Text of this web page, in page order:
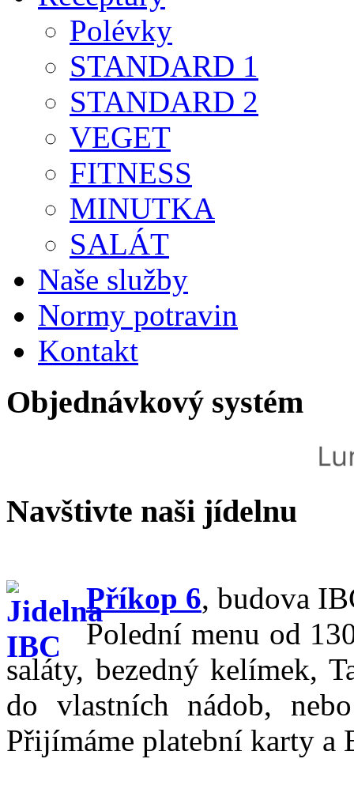
Polévky
STANDARD 1
STANDARD 2
VEGET
FITNESS
MINUTKA
SALÁT
Naše služby
Normy potravin
Kontakt
Objednávkový systém
Navštivte naši jídelnu
Příkop 6, budova
Polední menu od
saláty, bezedný kelímek,
do vlastních nádob,
Přijímáme platební karty a